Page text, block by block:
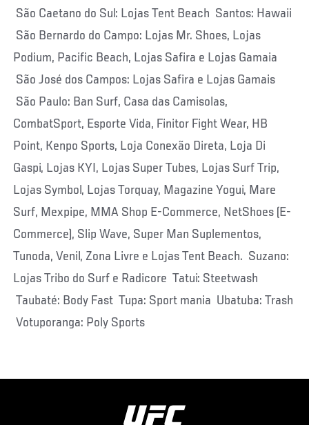
São Caetano do Sul: Lojas Tent Beach Santos: Hawaii
São Bernardo do Campo: Lojas Mr. Shoes, Lojas
Podium, Pacific Beach, Lojas Safira e Lojas Gamaia
São José dos Campos: Lojas Safira e Lojas Gamais
São Paulo: Ban Surf, Casa das Camisolas,
CombatSport, Esporte Vida, Finitor Fight Wear, HB
Point, Kenpo Sports, Loja Conexão Direta, Loja Di
Gaspi, Lojas KYI, Lojas Super Tubes, Lojas Surf Trip,
Lojas Symbol, Lojas Torquay, Magazine Yogui, Mare
Surf, Mexpipe, MMA Shop E-Commerce, NetShoes (E-
Commerce), Slip Wave, Super Man Suplementos,
Tunoda, Venil, Zona Livre e Lojas Tent Beach. Suzano:
Lojas Tribo do Surf e Radicore Tatui: Steetwash
Taubaté: Body Fast Tupa: Sport mania Ubatuba: Trash
Votuporanga: Poly Sports